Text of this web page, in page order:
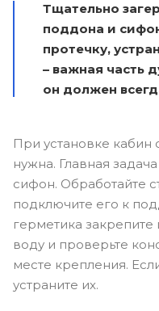
Тщательно
поддона и
протечку,
– важная часть
он должен
При установке
нужна. Главная
сифон. Обработайте
подключите его к
герметика закрепите
воду и проверьте
месте крепления.
устраните их.